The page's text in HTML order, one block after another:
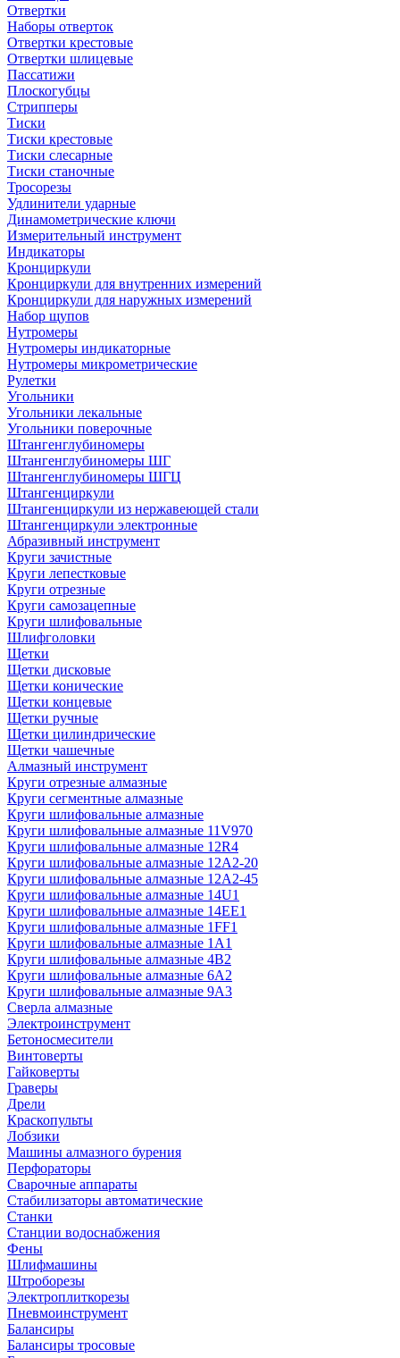
Отвертки
Наборы отверток
Отвертки крестовые
Отвертки шлицевые
Пассатижи
Плоскогубцы
Стрипперы
Тиски
Тиски крестовые
Тиски слесарные
Тиски станочные
Тросорезы
Удлинители ударные
Динамометрические ключи
Измерительный инструмент
Индикаторы
Кронциркули
Кронциркули для внутренних измерений
Кронциркули для наружных измерений
Набор щупов
Нутромеры
Нутромеры индикаторные
Нутромеры микрометрические
Рулетки
Угольники
Угольники лекальные
Угольники поверочные
Штангенглубиномеры
Штангенглубиномеры ШГ
Штангенглубиномеры ШГЦ
Штангенциркули
Штангенциркули из нержавеющей стали
Штангенциркули электронные
Абразивный инструмент
Круги зачистные
Круги лепестковые
Круги отрезные
Круги самозацепные
Круги шлифовальные
Шлифголовки
Щетки
Щетки дисковые
Щетки конические
Щетки концевые
Щетки ручные
Щетки цилиндрические
Щетки чашечные
Алмазный инструмент
Круги отрезные алмазные
Круги сегментные алмазные
Круги шлифовальные алмазные
Круги шлифовальные алмазные 11V970
Круги шлифовальные алмазные 12R4
Круги шлифовальные алмазные 12А2-20
Круги шлифовальные алмазные 12А2-45
Круги шлифовальные алмазные 14U1
Круги шлифовальные алмазные 14ЕЕ1
Круги шлифовальные алмазные 1FF1
Круги шлифовальные алмазные 1А1
Круги шлифовальные алмазные 4В2
Круги шлифовальные алмазные 6A2
Круги шлифовальные алмазные 9А3
Сверла алмазные
Электроинструмент
Бетоносмесители
Винтоверты
Гайковерты
Граверы
Дрели
Краскопульты
Лобзики
Машины алмазного бурения
Перфораторы
Сварочные аппараты
Стабилизаторы автоматические
Станки
Станции водоснабжения
Фены
Шлифмашины
Штроборезы
Электроплиткорезы
Пневмоинструмент
Балансиры
Балансиры тросовые